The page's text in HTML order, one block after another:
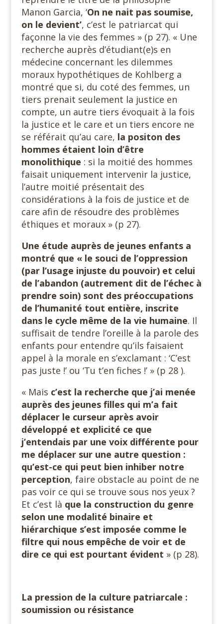
Manon Garcia, ‘On ne nait pas soumise,
on le devient’, c’est le patriarcat qui
façonne la vie des femmes » (p 27). « Une
recherche auprès d’étudiant(e)s en
médecine concernant les dilemmes
moraux hypothétiques de Kohlberg a
montré que si, du coté des femmes, un
tiers prenait seulement la justice en
compte, un autre tiers évoquait à la fois
la justice et le care et un tiers encore ne
se référait qu’au care, la positon des
hommes étaient loin d’être
monolithique : si la moitié des hommes
faisait uniquement intervenir la justice,
l’autre moitié présentait des
considérations à la fois de justice et de
care afin de résoudre des problèmes
éthiques et moraux » (p 27).
Une étude auprès de jeunes enfants a
montré que « le souci de l’oppression
(par l’usage injuste du pouvoir) et celui
de l’abandon (autrement dit de l’échec à
prendre soin) sont des préoccupations
de l’humanité tout entière, inscrite
dans le cycle même de la vie humaine. Il
suffisait de tendre l’oreille à la parole des
enfants pour entendre qu’ils faisaient
appel à la morale en s’exclamant : ‘C’est
pas juste !’ ou ‘Tu t’en fiches !’ » (p 28 ).
« Mais c’est la recherche que j’ai menée
auprès des jeunes filles qui m’a fait
déplacer le curseur après avoir
développé et explicité ce que
j’entendais par une voix différente pour
me déplacer sur une autre question :
qu’est-ce qui peut bien inhiber notre
perception, faire obstacle au point de ne
pas voir ce qui se trouve sous nos yeux ?
Et c’est là que la construction du genre
selon une modalité binaire et
hiérarchique s’est imposée comme le
filtre qui nous empêche de voir et de
dire ce qui est pourtant évident » (p 28).
La pression de la culture patriarcale :
soumission ou résistance